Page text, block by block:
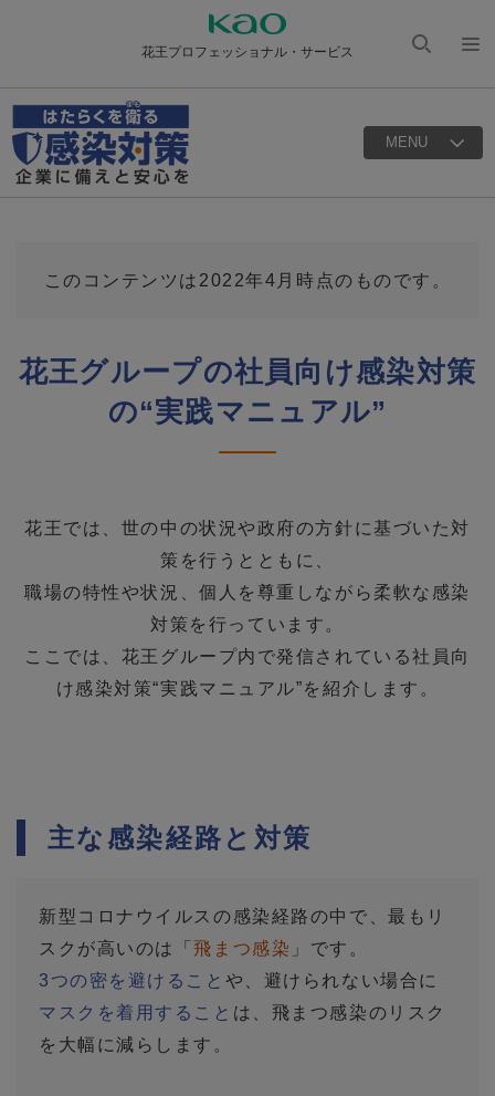
花王プロフェッショナル・サービス
く
MENU
このコンテンツは2022年4月時点のものです。
花王グループの社員向け感染対策
の“実践マニュアル”
花王では、世の中の状況や政府の方針に基づいた対
策を行うとともに、
職場の特性や状況、個人を尊重しながら柔軟な感染
対策を行っています。
ここでは、花王グループ内で発信されている社員向
け感染対策“実践マニュアル”を紹介します。
主な感染経路と対策
新型コロナウイルスの感染経路の中で、最もリ
スクが高いのは「 飛まつ感染 」です。
3つの密を避けること や、避けられない場合に
マスクを着用すること は、飛まつ感染のリスク
を大幅に減らします。